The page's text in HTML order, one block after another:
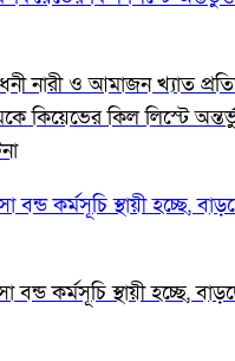
ধনী নারী ও আমাজন খ্যাত
কিয়েভের কিল লিস্টে
বন্ড কর্মসূচি স্থায়ী হচ্ছে,